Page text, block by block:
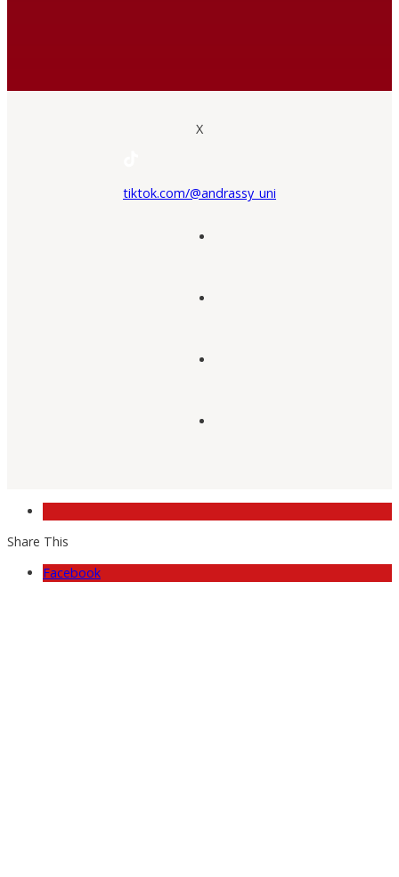
X
tiktok.com/@andrassy_uni
Share This
Facebook